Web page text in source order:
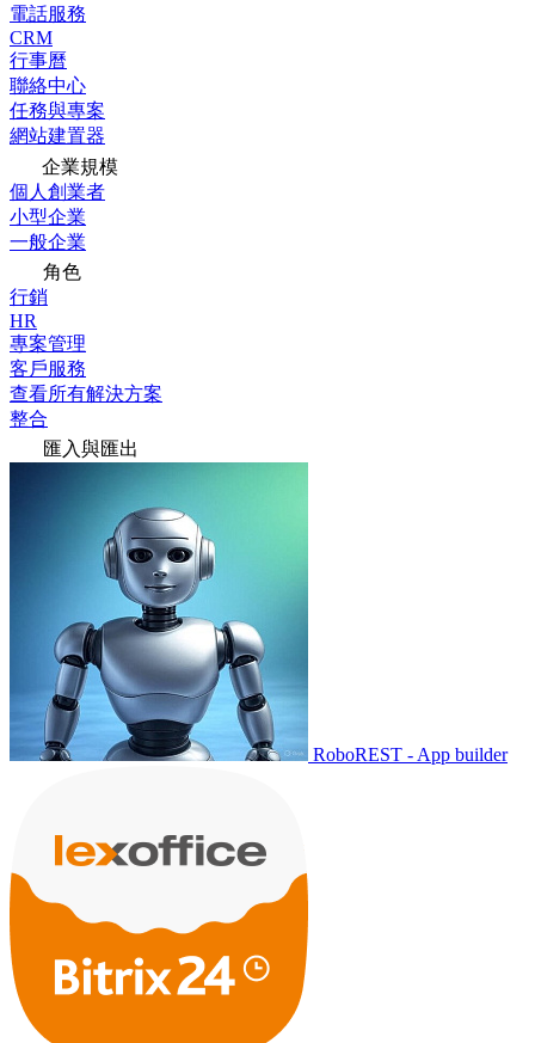
電話服務
CRM
行事曆
聯絡中心
任務與專案
網站建置器
企業規模
個人創業者
小型企業
一般企業
角色
行銷
HR
專案管理
客戶服務
查看所有解決方案
整合
匯入與匯出
RoboREST - App builder